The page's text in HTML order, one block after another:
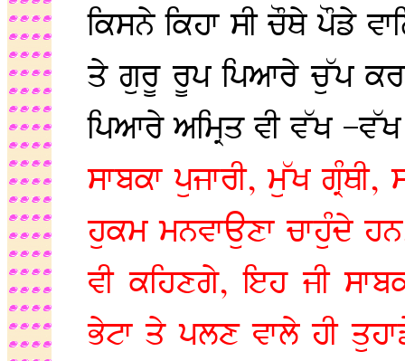
ਕਿਸਨੇ ਕਿਹਾ ਸੀ ਚੌਥੇ ਪੌਡੇ
ਤੇ ਗੁਰੂ ਰੂਪ ਪਿਆਰੇ ਚੁੱਪ
ਪਿਆਰੇ ਅਮ੍ਰਿਤ ਵੀ ਵੱਖ
ਸਾਬਕਾ ਪੁਜਾਰੀ, ਮੁੱਖ
ਹੁਕਮ ਮਨਵਾਉਣਾ ਚਾਹੁੰਦੇ
ਵੀ ਕਹਿਣਗੇ, ਇਹ ਜੀ
ਭੇਟਾ ਤੇ ਪਲਣ ਵਾਲੇ ਹੀ